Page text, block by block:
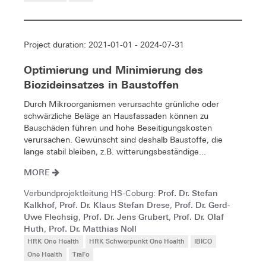
Project duration: 2021-01-01 - 2024-07-31
Optimierung und Minimierung des
Biozideinsatzes in Baustoffen
Durch Mikroorganismen verursachte grünliche oder
schwärzliche Beläge an Hausfassaden können zu
Bauschäden führen und hohe Beseitigungskosten
verursachen. Gewünscht sind deshalb Baustoffe, die
lange stabil bleiben, z.B. witterungsbeständige...
MORE
Verbundprojektleitung HS-Coburg: Prof. Dr. Stefan
Kalkhof, Prof. Dr. Klaus Stefan Drese, Prof. Dr. Gerd-
Uwe Flechsig, Prof. Dr. Jens Grubert, Prof. Dr. Olaf
Huth, Prof. Dr. Matthias Noll
HRK One Health HRK Schwerpunkt One Health
IBICO
One Health
TraFo